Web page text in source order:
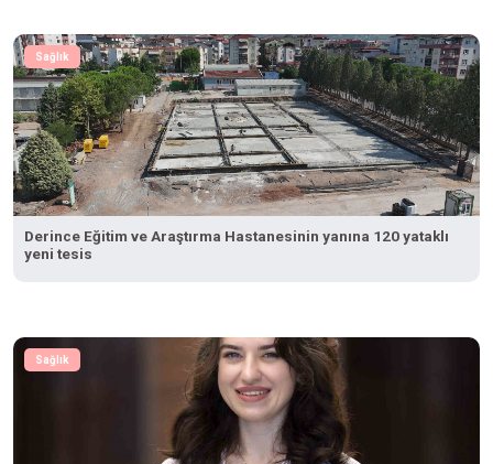
Sağlık
Derince Eğitim ve Araştırma Hastanesinin yanına 120 yataklı
yeni tesis
Sağlık